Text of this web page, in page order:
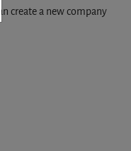
create a new company